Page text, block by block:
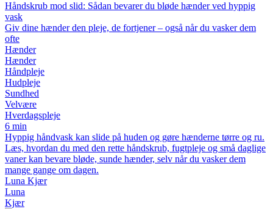
Håndskrub mod slid: Sådan bevarer du bløde hænder ved hyppig
vask
Giv dine hænder den pleje, de fortjener – også når du vasker dem
ofte
Hænder
Hænder
Håndpleje
Hudpleje
Sundhed
Velvære
Hverdagspleje
6 min
Hyppig håndvask kan slide på huden og gøre hænderne tørre og ru.
Læs, hvordan du med den rette håndskrub, fugtpleje og små daglige
vaner kan bevare bløde, sunde hænder, selv når du vasker dem
mange gange om dagen.
Luna Kjær
Luna
Kjær